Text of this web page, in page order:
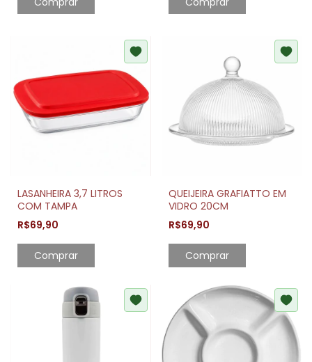
LASANHEIRA 3,7 LITROS
COM TAMPA
R$69,90
Comprar
QUEIJEIRA GRAFIATTO EM
VIDRO 20CM
R$69,90
Comprar